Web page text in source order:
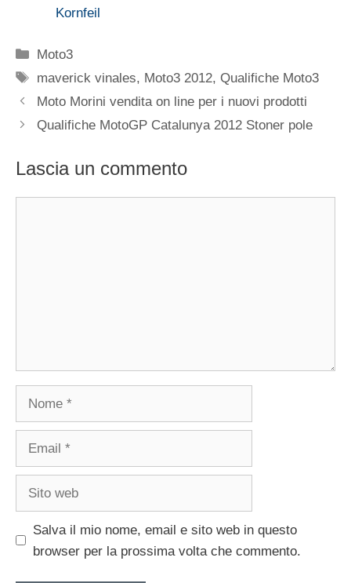
Kornfeil
Categorie
Moto3
Tag
maverick vinales, Moto3 2012,Qualifiche Moto3
Moto Morini vendita on line per i nuovi prodotti
Qualifiche MotoGP Catalunya 2012 Stoner pole
Lascia un commento
Salva il mio nome, email e sito web in questo
browser per la prossima volta che commento.